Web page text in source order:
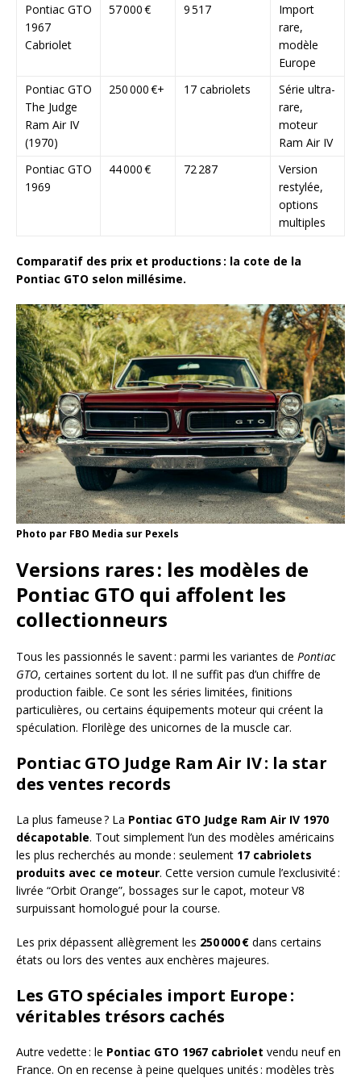
Pontiac GTO
1967
Cabriolet
57 000 € 9 517
Import
rare,
modèle
Europe
Pontiac GTO
The Judge
Ram Air IV
(1970)
250 000 €+ 17 cabriolets
Série ultra-
rare,
moteur
Ram Air IV
Pontiac GTO
1969
44 000 € 72 287
Version
restylée,
options
multiples
Comparatif des prix et productions : la cote de la
Pontiac GTO selon millésime.
Photo par FBO Media sur Pexels
Versions rares : les modèles de
Pontiac GTO qui affolent les
collectionneurs
Tous les passionnés le savent : parmi les variantes de Pontiac
GTO, certaines sortent du lot. Il ne suffit pas d’un chiffre de
production faible. Ce sont les séries limitées, finitions
particulières, ou certains équipements moteur qui créent la
spéculation. Florilège des unicornes de la muscle car.
Pontiac GTO Judge Ram Air IV : la star
des ventes records
La plus fameuse ? La Pontiac GTO Judge Ram Air IV 1970
décapotable. Tout simplement l’un des modèles américains
les plus recherchés au monde : seulement 17 cabriolets
produits avec ce moteur. Cette version cumule l’exclusivité :
livrée “Orbit Orange”, bossages sur le capot, moteur V8
surpuissant homologué pour la course.
Les prix dépassent allègrement les 250 000 € dans certains
états ou lors des ventes aux enchères majeures.
Les GTO spéciales import Europe :
véritables trésors cachés
Autre vedette : le Pontiac GTO 1967 cabriolet vendu neuf en
France. On en recense à peine quelques unités : modèles très